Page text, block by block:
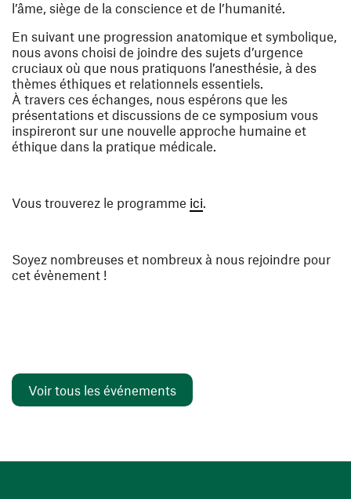
l’âme, siège de la conscience et de l’humanité.
En suivant une progression anatomique et symbolique,
nous avons choisi de joindre des sujets d’urgence
cruciaux où que nous pratiquons l’anesthésie, à des
thèmes éthiques et relationnels essentiels.
À travers ces échanges, nous espérons que les
présentations et discussions de ce symposium vous
inspireront sur une nouvelle approche humaine et
éthique dans la pratique médicale.
Vous trouverez le programme ici.
Soyez nombreuses et nombreux à nous rejoindre pour
cet évènement !
Voir tous les événements